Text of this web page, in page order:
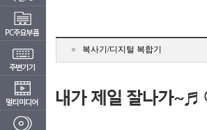
복사기/디지털 복합기